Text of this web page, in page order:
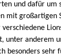
und dafür um
mit großartigen
unter anderem
besonders sehr